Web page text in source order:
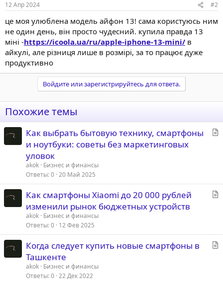
12 Апр 2024 #2
це моя улюблена модель айфон 13! сама користуюсь ним
не один день, він просто чудесний. купила правда 13
міні -https://icoola.ua/ru/apple-iphone-13-mini/ в
айкулі, але різниця лише в розмірі, за то працює дуже
продуктивно
Войдите или зарегистрируйтесь для ответа.
Похожие темы
я
Как выбрать бытовую технику, смартфоны
и ноутбуки: советы без маркетинговых
уловок
akok Бизнес и финансы
Ответы 0 20 Май 2025
ь
Как смартфоны Xiaomi до 20 000 рублей
изменили рынок бюджетных устройств
akok Бизнес и финансы
Ответы 0 12 Фев 2025
Когда следует купить новые смартфоны в
Ташкенте
akok Бизнес и финансы
Ответы 0 22 Дек 2022